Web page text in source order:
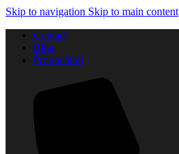
Skip to navigation Skip to main content
Contact
Blog
Producători